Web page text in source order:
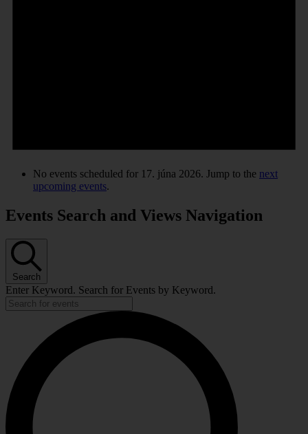
No events scheduled for 17. júna 2026. Jump to the next
upcoming events.
Events Search and Views Navigation
Search
Enter Keyword. Search for Events by Keyword.